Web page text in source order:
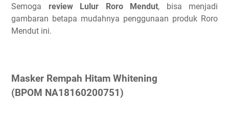
Semoga review Lulur Roro Mendut, bisa menjadi
gambaran betapa mudahnya penggunaan produk Roro
Mendut ini.
Masker Rempah Hitam Whitening
(BPOM NA18160200751)